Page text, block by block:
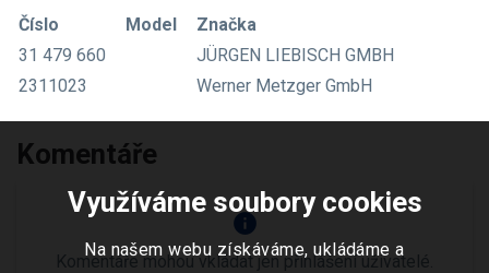
Číslo Model
Značka
31 479 660
JÜRGEN LIEBISCH GMBH
2311023
Werner Metzger GmbH
Komentáře
info
Komentáře mohou vkládat jen přihlášení uživatelé.
Využíváme soubory cookies
Na našem webu získáváme, ukládáme a